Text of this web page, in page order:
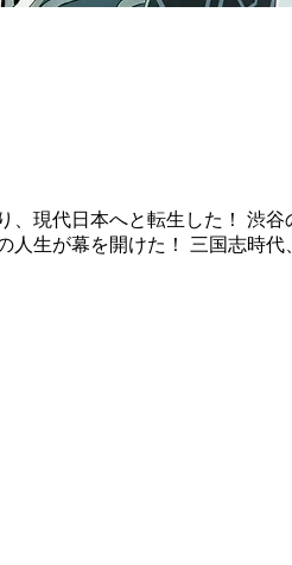
現代日本へと転生した！ 渋
生が幕を開けた！ 三国志時